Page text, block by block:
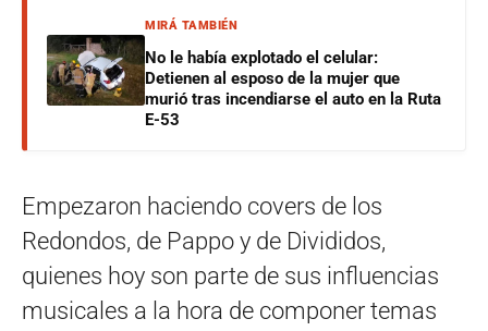
MIRÁ TAMBIÉN
No le había explotado el celular:
Detienen al esposo de la mujer que
murió tras incendiarse el auto en la Ruta
E-53
Empezaron haciendo covers de los
Redondos, de Pappo y de Divididos,
quienes hoy son parte de sus influencias
musicales a la hora de componer temas